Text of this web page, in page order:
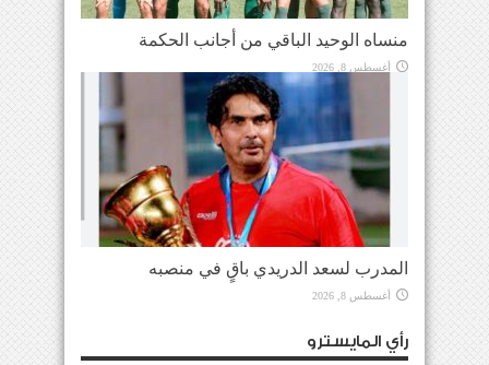
منساه الوحيد الباقي من أجانب الحكمة
أغسطس 8, 2026
المدرب لسعد الدريدي باقٍ في منصبه
أغسطس 8, 2026
رأي المايسترو